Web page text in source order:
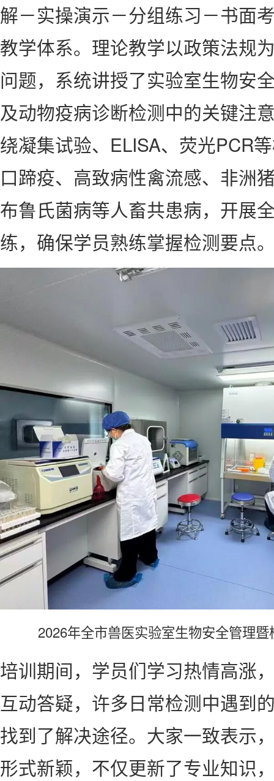
解－实操演示－分组练习－书面
教学体系。理论教学以政策法规
问题，系统讲授了实验室生物安
及动物疫病诊断检测中的关键注
绕凝集试验、ELISA、荧光PCR
口蹄疫、高致病性禽流感、非洲
布鲁氏菌病等人畜共患病，开展
练，确保学员熟练掌握检测要点
2026年全市兽医实验室生物安全管理
培训期间，学员们学习热情高涨
互动答疑，许多日常检测中遇到
找到了解决途径。大家一致表示
形式新颖，不仅更新了专业知识